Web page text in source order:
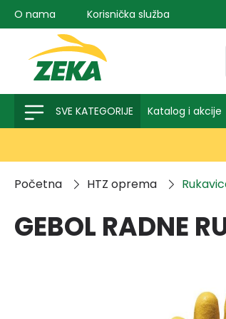
pretragu Preskoči na glavnu
O nama Korisnička služba
SVE KATEGORIJE Katalog i akcije
Početna HTZ oprema
GEBOL RADNE